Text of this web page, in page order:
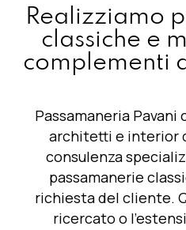
Realizziamo
classiche e
complementi
Passamaneria
architetti e interior
consulenza
passamanerie
richiesta del cliente.
ricercato o